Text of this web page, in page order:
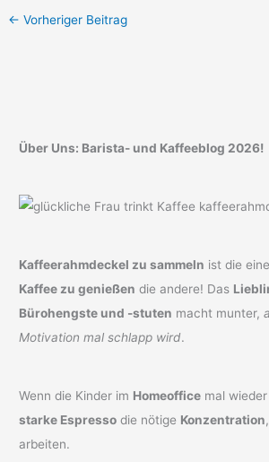
← Vorheriger Beitrag
Über Uns: Barista- und Kaffeeblog 2026!
Kaffeerahmdeckel zu sammeln ist die eine
Kaffee zu genießen die andere! Das
Bürohengste und -stuten macht munter,
Motivation mal schlapp wird.
Wenn die Kinder im Homeoffice mal
starke Espresso die nötige Konzentration
arbeiten.